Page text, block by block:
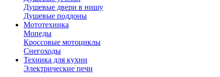
Душевые двери в нишу
Душевые поддоны
Мототехника
Мопеды
Кроссовые мотоциклы
Снегоходы
Техника для кухни
Электрические печи